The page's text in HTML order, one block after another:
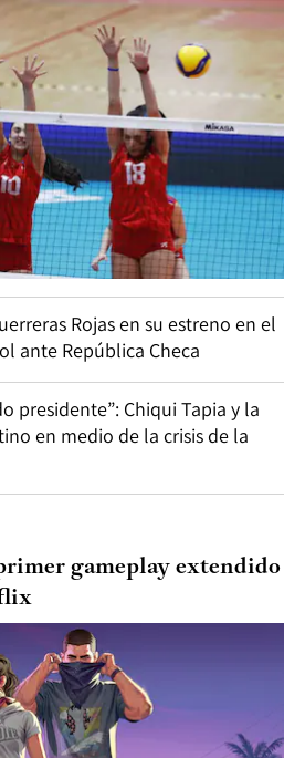
Rojas en su estreno en el
ante República Checa
presidente”: Chiqui Tapia y la
en medio de la crisis de la
gameplay extendido